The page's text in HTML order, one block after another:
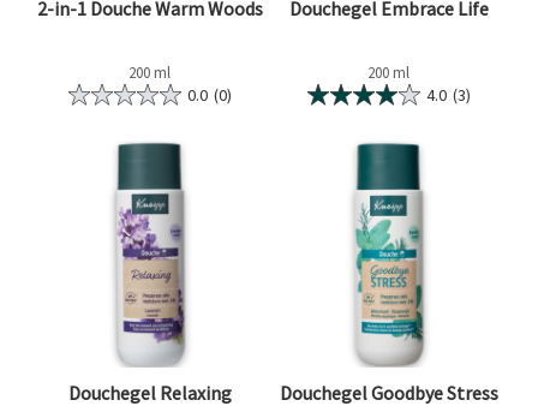
2-in-1 Douche Warm Woods
200 ml
0.0 (0)
Douchegel Embrace Life
200 ml
4.0 (3)
Douchegel Relaxing Douchegel Goodbye Stress